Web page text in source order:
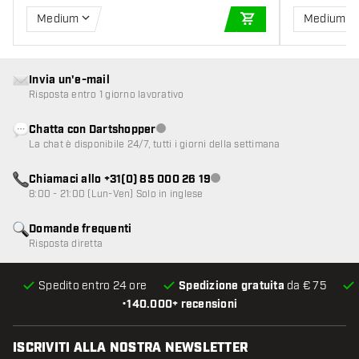
Medium
AGGIUNGI AL
Medium
•140.000+ recensioni
Spedito entro 24 ore Spedizione gratuita da € 75
Domande frequenti
Risposta diretta
Invia un'e-mail
Risposta entro 1 giorno lavorativo
Chatta con DartshopperServizio clienti non disponibile
La chat è disponibile 24/7, tutti i giorni della settimana
Chiamaci allo +31(0) 85 000 26 19Servizio clienti non disponibile
8:00 - 21:00 (Lun-Ven) Solo in inglese
ISCRIVITI ALLA NOSTRA NEWSLETTER